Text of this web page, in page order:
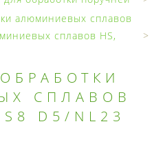
алюминиевых сплавов
сплавов HS,
СПЛАВОВ
S8 D5/NL23